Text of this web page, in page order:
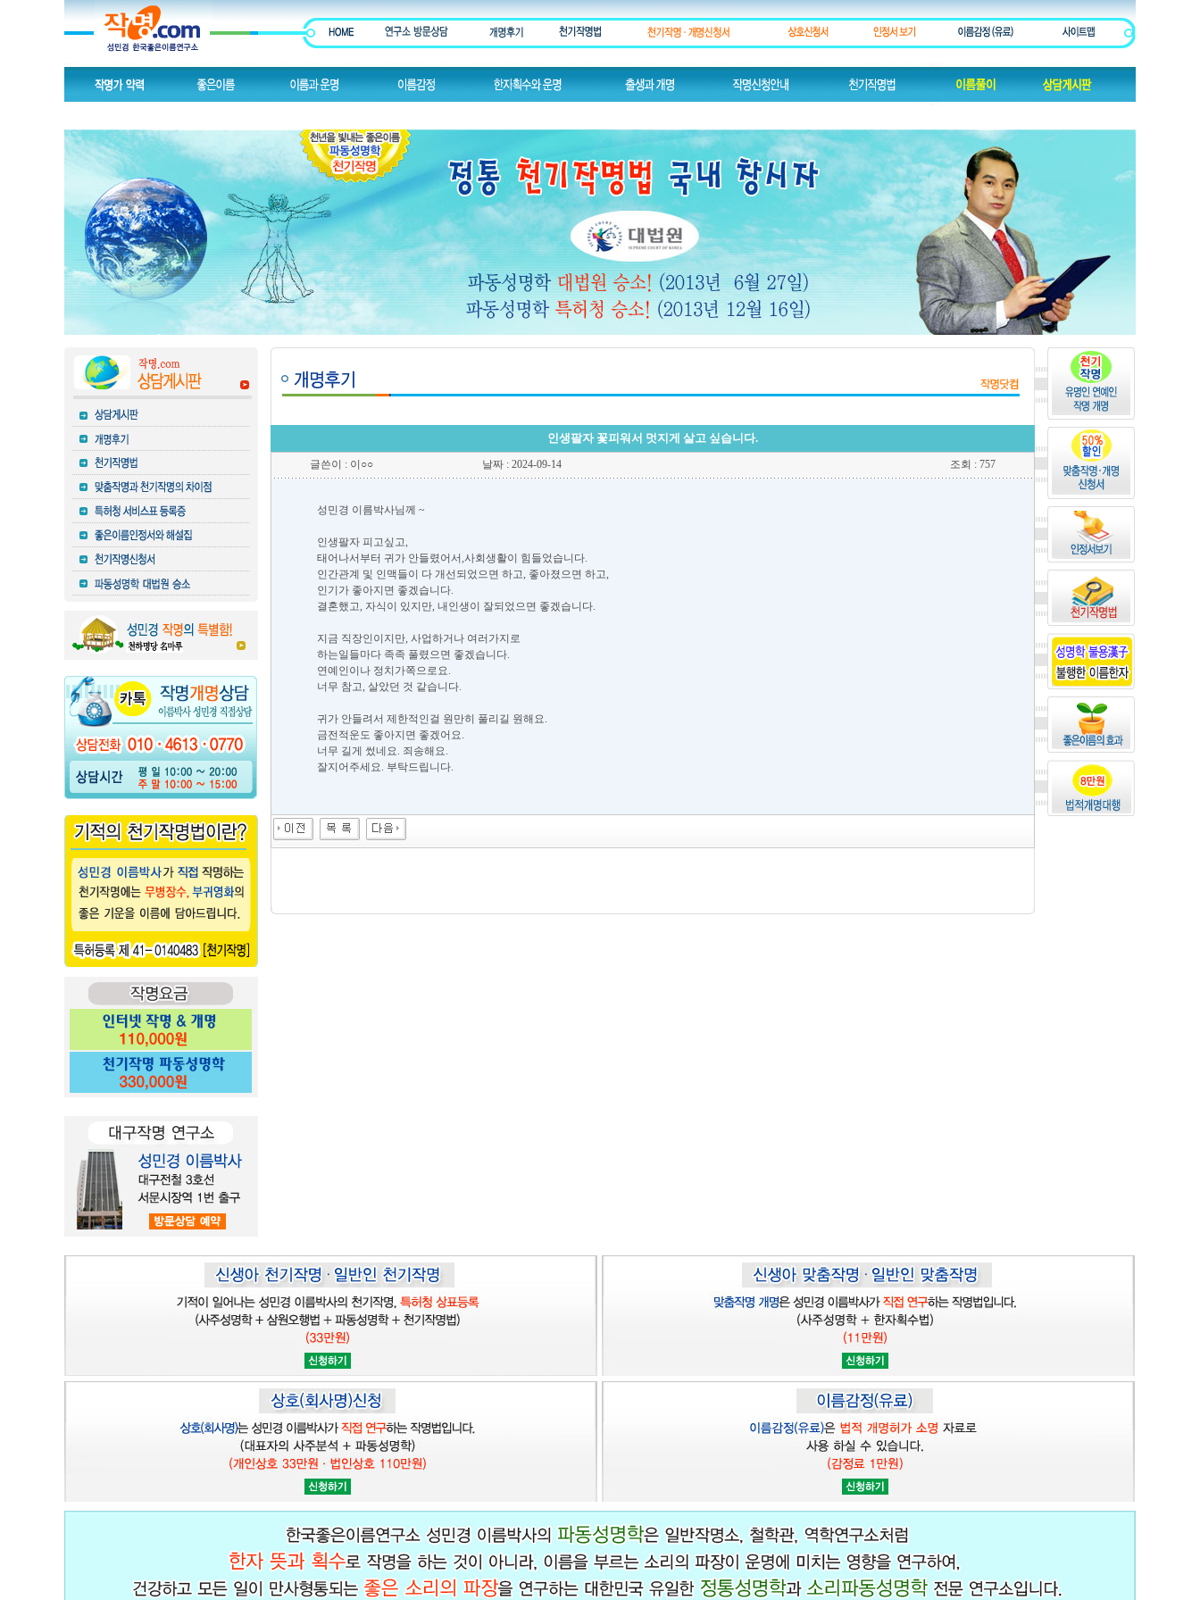
인생팔자 꽃피워서 멋지게 살고 싶습니다.
글쓴이 : 이○○ 날짜 : 2024-09-14 조회 : 757
성민경 이름박사님께 ~
인생팔자 피고싶고,
태어나서부터 귀가 안들렸어서,사회생활이 힘들었습니다.
인간관계 및 인맥들이 다 개선되었으면 하고, 좋아졌으면 하고,
인기가 좋아지면 좋겠습니다.
결혼했고, 자식이 있지만, 내인생이 잘되었으면 좋겠습니다.
지금 직장인이지만, 사업하거나 여러가지로
하는일들마다 족족 풀렸으면 좋겠습니다.
연예인이나 정치가쪽으로요.
너무 참고, 살았던 것 같습니다.
귀가 안들려서 제한적인걸 원만히 풀리길 원해요.
금전적운도 좋아지면 좋겠어요.
너무 길게 썼네요. 죄송해요.
잘지어주세요. 부탁드립니다.